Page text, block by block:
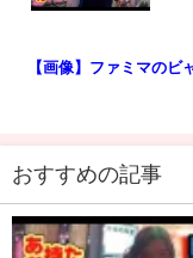
【画像】ファミマのビ
おすすめの記事